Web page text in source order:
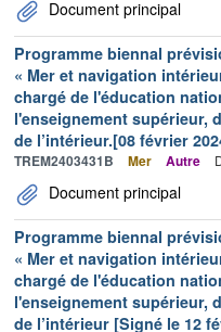
Document principal
Programme biennal
« Mer et navigation
chargé de l'éducation
l'enseignement supérieur,
de l’intérieur.[08 février
TREM2403431B Mer Autre
Document principal
Programme biennal
« Mer et navigation
chargé de l'éducation
l'enseignement supérieur,
de l’intérieur [Signé le 12